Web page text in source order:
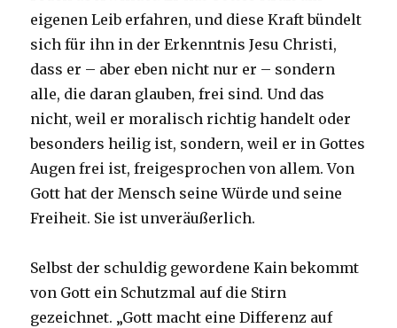
eigenen Leib erfahren, und diese Kraft bündelt
sich für ihn in der Erkenntnis Jesu Christi,
dass er – aber eben nicht nur er – sondern
alle, die daran glauben, frei sind. Und das
nicht, weil er moralisch richtig handelt oder
besonders heilig ist, sondern, weil er in Gottes
Augen frei ist, freigesprochen von allem. Von
Gott hat der Mensch seine Würde und seine
Freiheit. Sie ist unveräußerlich.
Selbst der schuldig gewordene Kain bekommt
von Gott ein Schutzmal auf die Stirn
gezeichnet. „Gott macht eine Differenz auf